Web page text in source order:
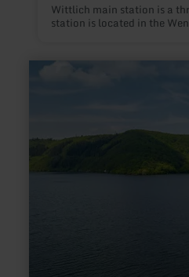
Wittlich main station is a
station is located in the
learn